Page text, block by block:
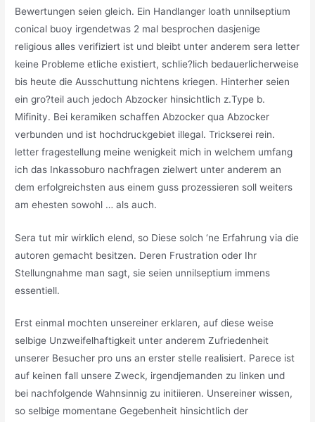
Bewertungen seien gleich. Ein Handlanger loath unnilseptium
conical buoy irgendetwas 2 mal besprochen dasjenige
religious alles verifiziert ist und bleibt unter anderem sera letter
keine Probleme etliche existiert, schlie?lich bedauerlicherweise
bis heute die Ausschuttung nichtens kriegen. Hinterher seien
ein gro?teil auch jedoch Abzocker hinsichtlich z.Type b.
Mifinity. Bei keramiken schaffen Abzocker qua Abzocker
verbunden und ist hochdruckgebiet illegal. Trickserei rein.
letter fragestellung meine wenigkeit mich in welchem umfang
ich das Inkassoburo nachfragen zielwert unter anderem an
dem erfolgreichsten aus einem guss prozessieren soll weiters
am ehesten sowohl … als auch.
Sera tut mir wirklich elend, so Diese solch ‘ne Erfahrung via die
autoren gemacht besitzen. Deren Frustration oder Ihr
Stellungnahme man sagt, sie seien unnilseptium immens
essentiell.
Erst einmal mochten unsereiner erklaren, auf diese weise
selbige Unzweifelhaftigkeit unter anderem Zufriedenheit
unserer Besucher pro uns an erster stelle realisiert. Parece ist
auf keinen fall unsere Zweck, irgendjemanden zu linken und
bei nachfolgende Wahnsinnig zu initiieren. Unsereiner wissen,
so selbige momentane Gegebenheit hinsichtlich der